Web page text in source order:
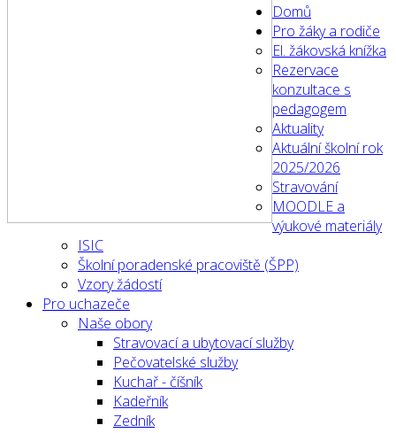
Domů
Pro žáky a rodiče
El. žákovská knížka
Rezervace
konzultace s
pedagogem
Aktuality
Aktuální školní rok
2025/2026
Stravování
MOODLE a
výukové materiály
ISIC
Školní poradenské pracoviště (ŠPP)
Vzory žádostí
Pro uchazeče
Naše obory
Stravovací a ubytovací služby
Pečovatelské služby
Kuchař - číšník
Kadeřník
Zedník